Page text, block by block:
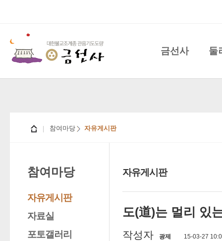
금선사 둘
참여마당 자유게시판
참여마당
자유게시판
자료실
포토갤러리
자유게시판
도(道)는 멀리 있
작성자 광제 15-03-27